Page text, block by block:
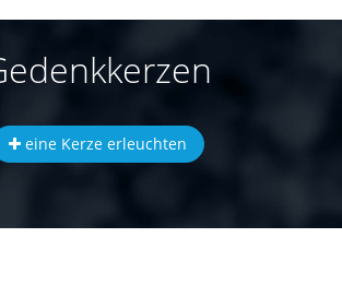
eine Kerze erleuchten